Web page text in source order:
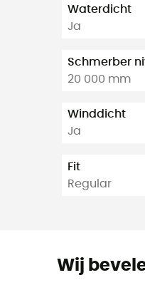
Waterdicht
Ja
Schmerber
20 000 mm
Winddicht
Ja
Fit
Regular
Wij